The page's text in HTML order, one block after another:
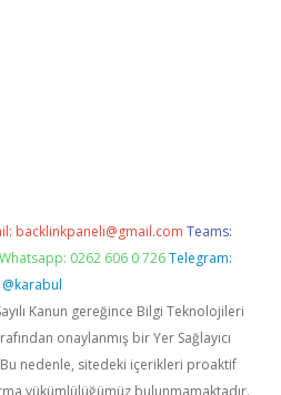
backlinkpaneli@gmail.com Teams:
Whatsapp: 0262 606 0 726 Telegram:
@karabul
Kanun gereğince Bilgi Teknolojileri
onaylanmış bir Yer Sağlayıcı
nedenle, sitedeki içerikleri proaktif
yükümlülüğümüz bulunmamaktadır.